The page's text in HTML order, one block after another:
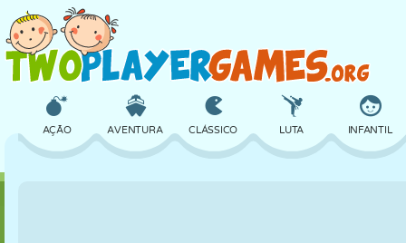
AÇÃO AVENTURA CLÁSSICO LUTA INFANTIL